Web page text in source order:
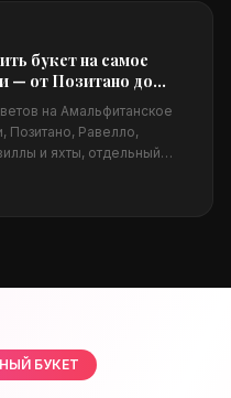
букет на самое
— от Позитано до
на Амальфитанское
Позитано, Равелло,
и яхты, отдельный
в евро и заказ из-за
БУКЕТ